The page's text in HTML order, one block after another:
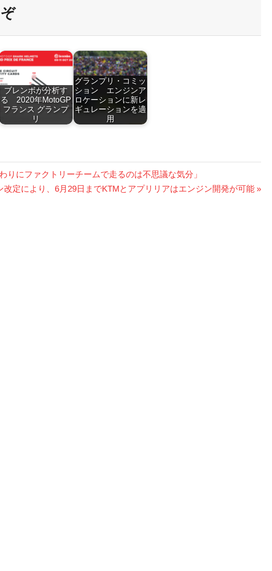
ブレンボが分析す
る 2020年MotoGP
フランス グランプ
リ
グランプリ・コミッ
ション エンジンア
ロケーションに新レ
ギュレーションを適
用
りにファクトリーチームで走るのは不思議な気分」
改定により、6月29日までKTMとアプリリアはエンジン開発が可能